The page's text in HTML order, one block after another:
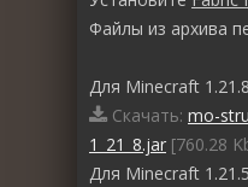
Файлы из архива
Для Minecraft
Скачать: mo-
1_21_8.jar [760.28
Для Minecraft